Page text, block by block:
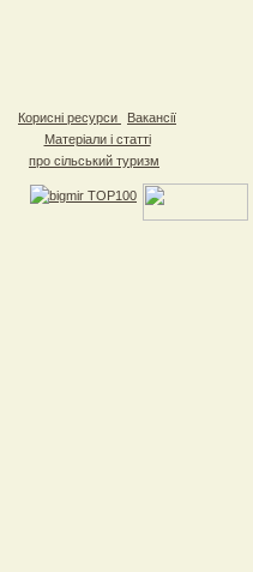
Корисні ресурси
Вакансії
Матеріали і статті
про сільський туризм